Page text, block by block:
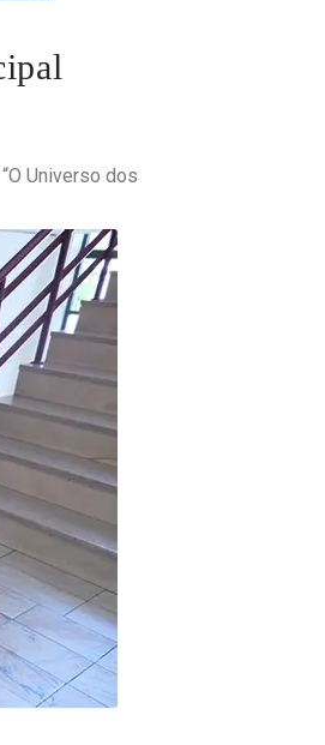
Universo dos